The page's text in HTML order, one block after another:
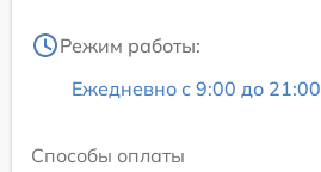
Режим работы:
Ежедневно с 9:00 до 21:00
Способы оплаты